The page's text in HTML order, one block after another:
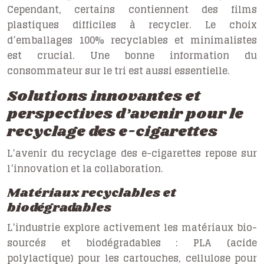
Cependant, certains contiennent des films
plastiques difficiles à recycler. Le choix
d’emballages 100% recyclables et minimalistes
est crucial. Une bonne information du
consommateur sur le tri est aussi essentielle.
Solutions innovantes et
perspectives d’avenir pour le
recyclage des e-cigarettes
L’avenir du recyclage des e-cigarettes repose sur
l’innovation et la collaboration.
Matériaux recyclables et
biodégradables
L’industrie explore activement les matériaux bio-
sourcés et biodégradables : PLA (acide
polylactique) pour les cartouches, cellulose pour